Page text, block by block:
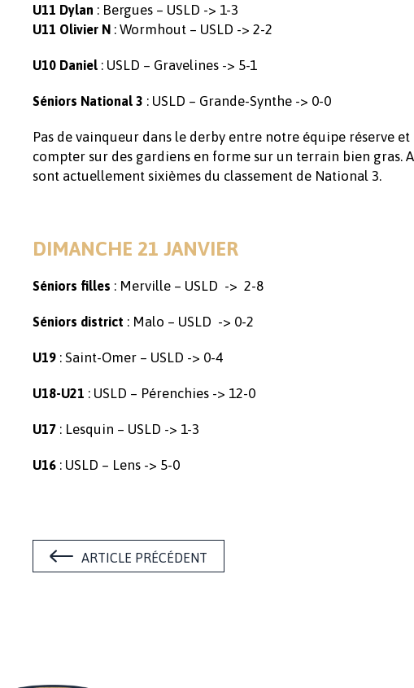
U11 Dylan : Bergues – USLD -> 1-3
U11 Olivier N : Wormhout – USLD -> 2-2
U10 Daniel : USLD – Gravelines -> 5-1
Séniors National 3 : USLD – Grande-Synthe -> 0-0
Pas de vainqueur dans le derby entre notre équipe réserve et
compter sur des gardiens en forme sur un terrain bien gras.
sont actuellement sixièmes du classement de National 3.
DIMANCHE 21 JANVIER
Séniors filles : Merville – USLD -> 2-8
Séniors district : Malo – USLD -> 0-2
U19 : Saint-Omer – USLD -> 0-4
U18-U21 : USLD – Pérenchies -> 12-0
U17 : Lesquin – USLD -> 1-3
U16 : USLD – Lens -> 5-0
ARTICLE PRÉCÉDENT